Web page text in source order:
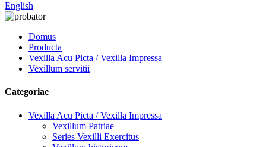
English
Domus
Producta
Vexilla Acu Picta / Vexilla Impressa
Vexillum servitii
Categoriae
Vexilla Acu Picta / Vexilla Impressa
Vexillum Patriae
Series Vexilli Exercitus